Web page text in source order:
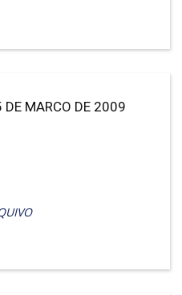
DE MARCO DE 2009